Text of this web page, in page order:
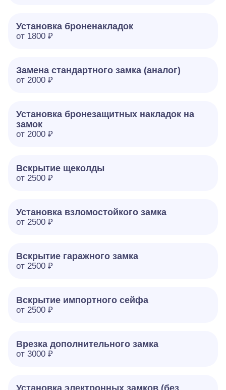
Установка броненакладок
от 1800 ₽
Замена стандартного замка (аналог)
от 2000 ₽
Установка бронезащитных накладок на
замок
от 2000 ₽
Вскрытие щеколды
от 2500 ₽
Установка взломостойкого замка
от 2500 ₽
Вскрытие гаражного замка
от 2500 ₽
Вскрытие импортного сейфа
от 2500 ₽
Врезка дополнительного замка
от 3000 ₽
Установка электронных замков (без